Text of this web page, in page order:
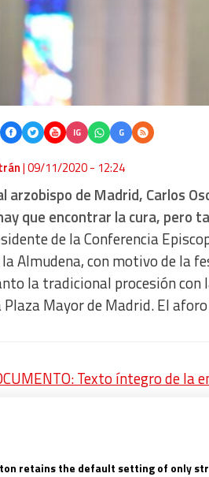
IG G
|09/11/2020 - 12:24
arzobispo de Madrid, Carlos
que encontrar la cura, pero
de la Conferencia
la Almudena, con motivo de la
la tradicional procesión con
Plaza Mayor de Madrid. El
Texto íntegro de la
Y DESCARGA: ‘Un plan para
en el boletín gratuito y
retains the default setting of only